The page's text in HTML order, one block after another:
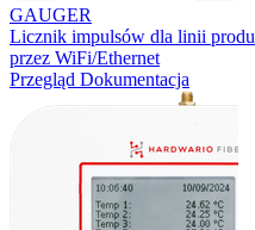
GAUGER
Licznik impulsów dla linii
przez WiFi/Ethernet
Przegląd Dokumentacja